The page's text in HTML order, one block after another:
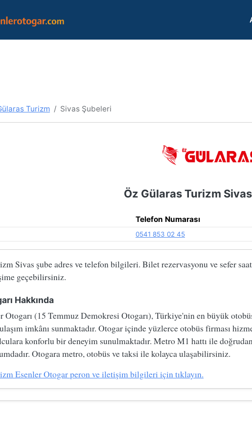
Turizm Sivas Şubeleri
Öz Gülaras Turizm
Telefon Numarası
0541 853 02 45
Sivas şube adres ve telefon bilgileri. Bilet rezervasyonu ve sefer
geçebilirsiniz.
Hakkında
Otogarı (15 Temmuz Demokresi Otogarı), Türkiye'nin en büyük
imkânı sunmaktadır. Otogar içinde yüzlerce otobüs firması
konforlu bir deneyim sunulmaktadır. Metro M1 hattı ile
Otogara metro, otobüs ve taksi ile kolayca ulaşabilirsiniz.
Esenler Otogar peron ve iletişim bilgileri için tıklayın.